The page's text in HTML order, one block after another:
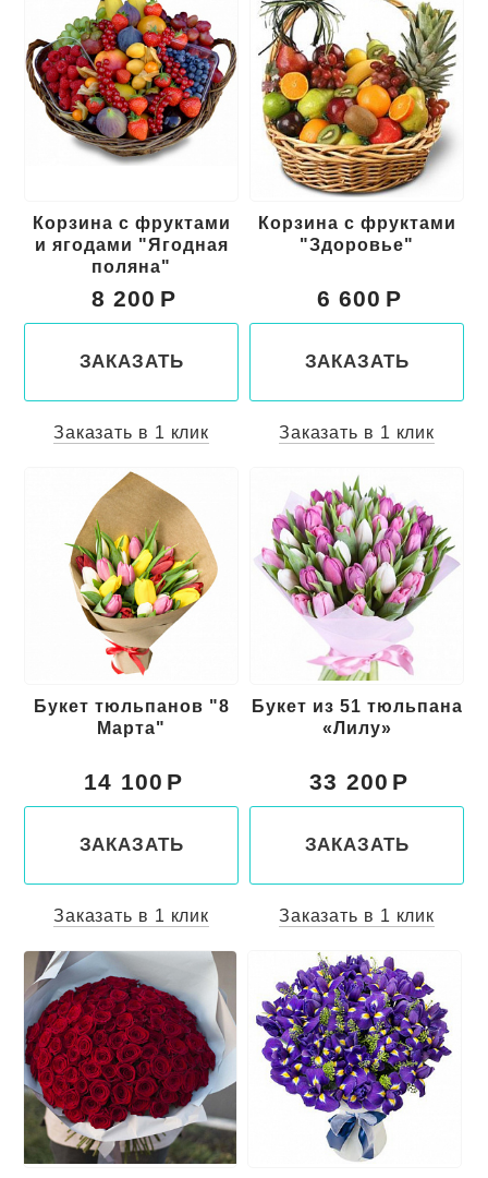
Корзина с фруктами
и ягодами "Ягодная
поляна"
8 200
ЗАКАЗАТЬ
Заказать в 1 клик
Корзина с фруктами
"Здоровье"
6 600
ЗАКАЗАТЬ
Заказать в 1 клик
Букет тюльпанов "8
Марта"
14 100
ЗАКАЗАТЬ
Заказать в 1 клик
Букет из 51 тюльпана
«Лилу»
33 200
ЗАКАЗАТЬ
Заказать в 1 клик